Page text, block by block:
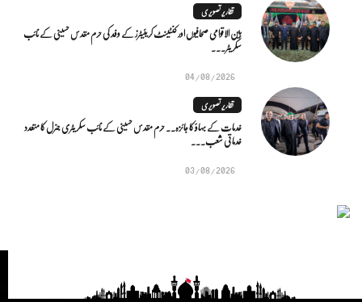
تقاریر تصویری
بین الاقوامی صحافیوں اور کنٹینٹ کریئیٹرز کے وفد کی حرم مقدس حسینی کے نائب
سکریٹر...
04/08/2026
تقاریر تصویری
خدمات کے بہاؤ کا جائزہ.. حرم مقدس حسینی کے نائب سکریٹری جنرل کا متعدد
خدماتی شعب...
03/08/2026